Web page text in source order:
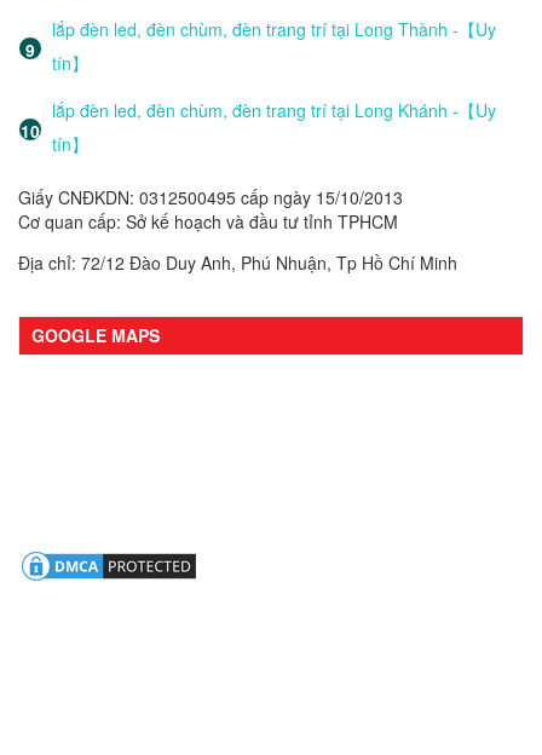
lắp đèn led, đèn chùm, đèn trang trí tại Long Thành -【Uy
tín】
lắp đèn led, đèn chùm, đèn trang trí tại Long Khánh -【Uy
tín】
Giấy CNĐKDN: 0312500495 cấp ngày 15/10/2013
Cơ quan cấp: Sở kế hoạch và đầu tư tỉnh TPHCM
Địa chỉ: 72/12 Đào Duy Anh, Phú Nhuận, Tp Hồ Chí Minh
GOOGLE MAPS